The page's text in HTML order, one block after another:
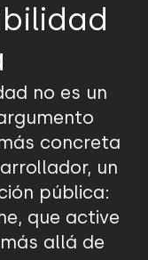
no es un
concreta
un
pública:
que active
allá de